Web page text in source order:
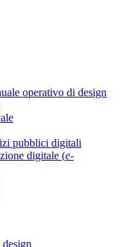
operativo di design
pubblici digitali
digitale (e-